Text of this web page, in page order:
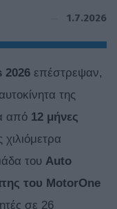
1.7.2026
2026 επέστρεψαν,
της
από 12 μήνες
χιλιόμετρα
του Auto
του MotorOne
σε 26